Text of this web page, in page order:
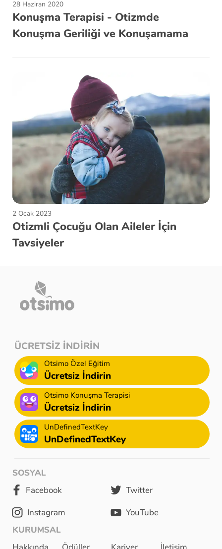
28 Haziran 2020
Konuşma Terapisi - Otizmde
Konuşma Geriliği ve Konuşamama
2 Ocak 2023
Otizmli Çocuğu Olan Aileler İçin
Tavsiyeler
SOSYAL
Facebook
Twitter
Instagram
YouTube
KURUMSAL
ÜCRETSİZ İNDİRİN
Otsimo Özel Eğitim
Ücretsiz İndirin
Otsimo Konuşma Terapisi
Ücretsiz İndirin
UnDefinedTextKey
UnDefinedTextKey